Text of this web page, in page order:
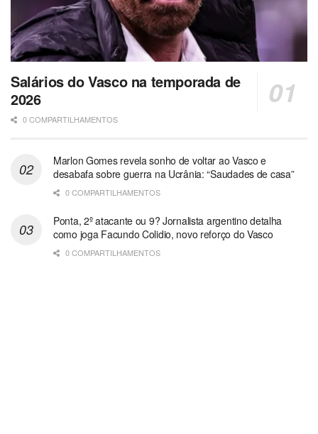
Salários do Vasco na temporada de
2026
0 COMPARTILHAMENTOS
Marlon Gomes revela sonho de voltar ao Vasco e
desabafa sobre guerra na Ucrânia: “Saudades de casa”
0 COMPARTILHAMENTOS
Ponta, 2º atacante ou 9? Jornalista argentino detalha
como joga Facundo Colidio, novo reforço do Vasco
0 COMPARTILHAMENTOS